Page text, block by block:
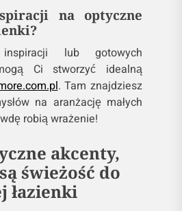
na optyczne
lub gotowych
Ci stworzyć idealną
. Tam znajdziesz
na aranżację małych
robią wrażenie!
akcenty,
świeżość do
łazienki